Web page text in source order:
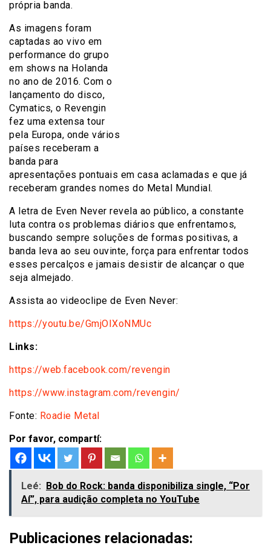
própria banda.
As imagens foram
captadas ao vivo em
performance do grupo
em shows na Holanda
no ano de 2016. Com o
lançamento do disco,
Cymatics, o Revengin
fez uma extensa tour
pela Europa, onde vários
países receberam a
banda para
apresentações pontuais em casa aclamadas e que já
receberam grandes nomes do Metal Mundial.
A letra de Even Never revela ao público, a constante
luta contra os problemas diários que enfrentamos,
buscando sempre soluções de formas positivas, a
banda leva ao seu ouvinte, força para enfrentar todos
esses percalços e jamais desistir de alcançar o que
seja almejado.
Assista ao videoclipe de Even Never:
https://youtu.be/GmjOIXoNMUc
Links:
https://web.facebook.com/revengin
https://www.instagram.com/revengin/
Fonte: Roadie Metal
Por favor, compartí:
Leé: Bob do Rock: banda disponibiliza single, “Por
Aí”, para audição completa no YouTube
Publicaciones relacionadas: